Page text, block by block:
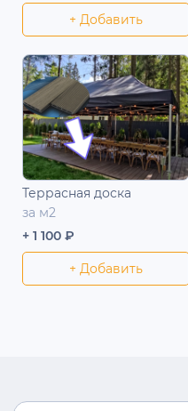
+ Добавить
Террасная доска
за м2
+ 1 100 ₽
+ Добавить